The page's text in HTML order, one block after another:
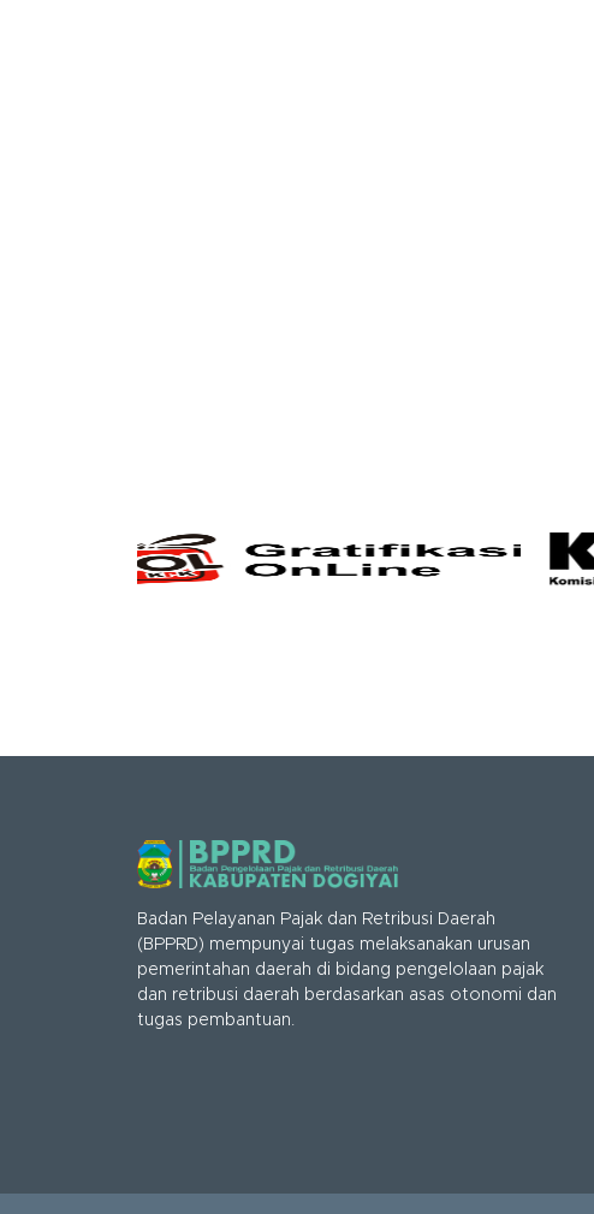
Badan Pelayanan Pajak dan Retribusi Daerah
(BPPRD) mempunyai tugas melaksanakan urusan
pemerintahan daerah di bidang pengelolaan pajak
dan retribusi daerah berdasarkan asas otonomi dan
tugas pembantuan.